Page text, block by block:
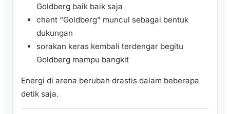
Goldberg baik baik saja
chant “Goldberg” muncul sebagai bentuk
dukungan
sorakan keras kembali terdengar begitu
Goldberg mampu bangkit
Energi di arena berubah drastis dalam beberapa
detik saja.